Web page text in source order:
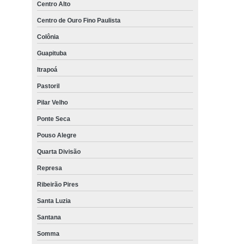
Centro Alto
Centro de Ouro Fino Paulista
Colônia
Guapituba
Itrapoá
Pastoril
Pilar Velho
Ponte Seca
Pouso Alegre
Quarta Divisão
Represa
Ribeirão Pires
Santa Luzia
Santana
Somma